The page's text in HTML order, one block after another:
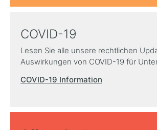
COVID-19
Lesen Sie alle unsere rechtlichen
Auswirkungen von COVID-19 für
COVID-19 Information